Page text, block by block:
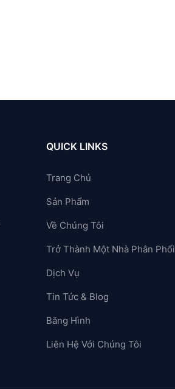
QUICK LINKS
Trang Chủ
Sản Phẩm
Về Chúng Tôi
Trở Thành Một Nhà Phân Phối
Dịch Vụ
Tin Tức & Blog
Băng Hình
Liên Hệ Với Chúng Tôi